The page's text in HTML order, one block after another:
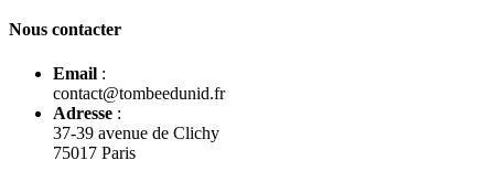
Nous contacter
Email :
contact@tombeedunid.fr
Adresse :
37-39 avenue de Clichy
75017 Paris